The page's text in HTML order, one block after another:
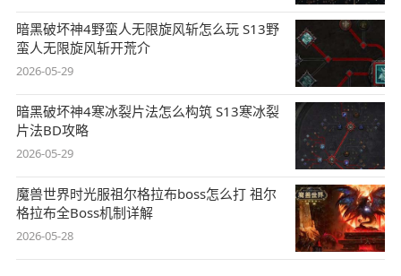
暗黑破坏神4野蛮人无限旋风斩怎么玩 S13野
蛮人无限旋风斩开荒介
2026-05-29
暗黑破坏神4寒冰裂片法怎么构筑 S13寒冰裂
片法BD攻略
2026-05-29
魔兽世界时光服祖尔格拉布boss怎么打 祖尔
格拉布全Boss机制详解
2026-05-28